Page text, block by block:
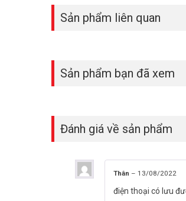
Sản phẩm liên quan
Sản phẩm bạn đã xem
Đánh giá về sản phẩm
Thân – 13/08/2022
điện thoại có lưu